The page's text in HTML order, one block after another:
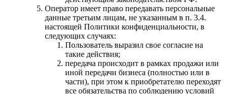
Оператор имеет право передавать персональные
данные третьим лицам, не указанным в п. 3.4.
настоящей Политики конфиденциальности, в
следующих случаях:
Пользователь выразил свое согласие на
такие действия;
передача происходит в рамках продажи или
иной передачи бизнеса (полностью или в
части), при этом к приобретателю переходят
все обязательства по соблюдению условий